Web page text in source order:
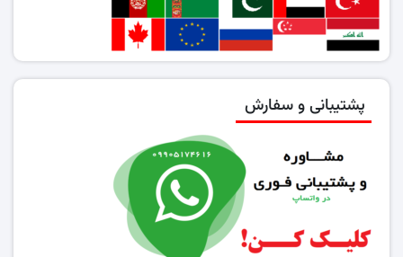
پشتیبانی و سفارش